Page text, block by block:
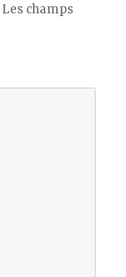
Les champs